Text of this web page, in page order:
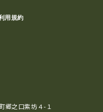
用規約
之口紫坊４-１